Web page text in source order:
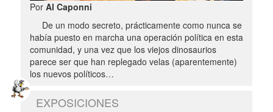
Por Al Caponni
De un modo secreto, prácticamente como nunca se
había puesto en marcha una operación política en esta
comunidad, y una vez que los viejos dinosaurios
parece ser que han replegado velas (aparentemente)
los nuevos políticos…
EXPOSICIONES